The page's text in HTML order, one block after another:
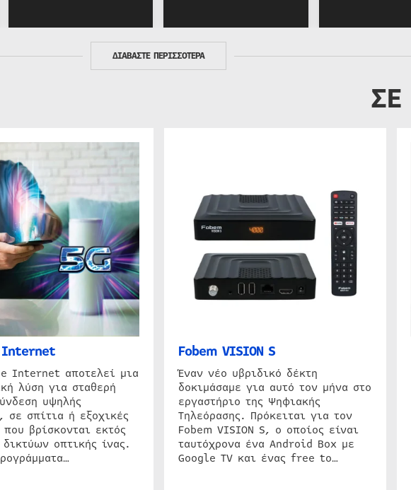
ΔΙΑΒΑΣΤΕ ΠΕΡΙΣΣΟΤΕΡΑ
Internet
Internet αποτελεί μια
λύση για σταθερή
υψηλής
σε σπίτια ή εξοχικές
που βρίσκονται εκτός
οπτικής ίνας.
Fobem VISION S
Έναν νέο υβριδικό δέκτη
δοκιμάσαμε για αυτό τον μήνα στο
εργαστήριο της Ψηφιακής
Τηλεόρασης. Πρόκειται για τον
Fobem VISION S, ο οποίος είναι
ταυτόχρονα ένα Android Box με
Google TV και ένας free to…